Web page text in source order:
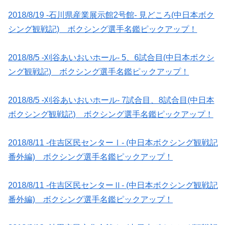
2018/8/19 -石川県産業展示館2号館- 見どころ(中日本ボク
シング観戦記) ボクシング選手名鑑ピックアップ！
2018/8/5 -刈谷あいおいホール- 5、6試合目(中日本ボクシ
ング観戦記) ボクシング選手名鑑ピックアップ！
2018/8/5 -刈谷あいおいホール- 7試合目、8試合目(中日本
ボクシング観戦記) ボクシング選手名鑑ピックアップ！
2018/8/11 -住吉区民センターⅠ- (中日本ボクシング観戦記
番外編) ボクシング選手名鑑ピックアップ！
2018/8/11 -住吉区民センターⅡ- (中日本ボクシング観戦記
番外編) ボクシング選手名鑑ピックアップ！